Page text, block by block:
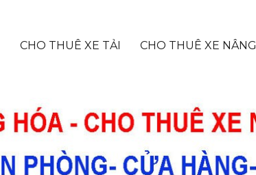
CHO THUÊ XE TẢI CHO THUÊ XE NÂNG